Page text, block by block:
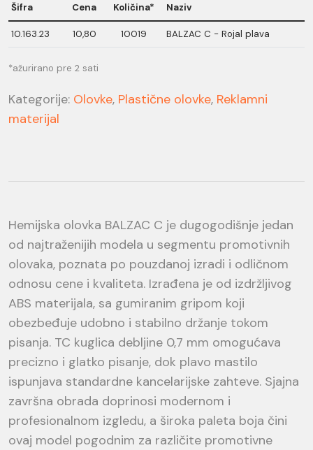
Šifra Cena Količina* Naziv
10.163.23 10,80 10019 BALZAC C - Rojal plava
*ažurirano pre 2 sati
Kategorije: Olovke, Plastične olovke, Reklamni
materijal
Hemijska olovka BALZAC C je dugogodišnje jedan
od najtraženijih modela u segmentu promotivnih
olovaka, poznata po pouzdanoj izradi i odličnom
odnosu cene i kvaliteta. Izrađena je od izdržljivog
ABS materijala, sa gumiranim gripom koji
obezbeđuje udobno i stabilno držanje tokom
pisanja. TC kuglica debljine 0,7 mm omogućava
precizno i glatko pisanje, dok plavo mastilo
ispunjava standardne kancelarijske zahteve. Sjajna
završna obrada doprinosi modernom i
profesionalnom izgledu, a široka paleta boja čini
ovaj model pogodnim za različite promotivne